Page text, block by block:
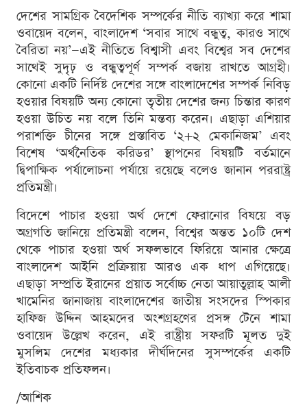
দেশের সামগ্রিক বৈদেশিক সম্পর্কের নীতি ব্যাখ্যা করে শামা
ওবায়েদ বলেন, বাংলাদেশ ‘সবার সাথে বন্ধুত্ব, কারও সাথে
বৈরিতা নয়’—এই নীতিতে বিশ্বাসী এবং বিশ্বের সব দেশের
সাথেই সুদৃঢ় ও বন্ধুত্বপূর্ণ সম্পর্ক বজায় রাখতে আগ্রহী।
কোনো একটি নির্দিষ্ট দেশের সঙ্গে বাংলাদেশের সম্পর্ক নিবিড়
হওয়ার বিষয়টি অন্য কোনো তৃতীয় দেশের জন্য চিন্তার কারণ
হওয়া উচিত নয় বলে তিনি মন্তব্য করেন। এছাড়া এশিয়ার
পরাশক্তি চীনের সঙ্গে প্রস্তাবিত ‘২+২ মেকানিজম’ এবং
বিশেষ ‘অর্থনৈতিক করিডর’ স্থাপনের বিষয়টি বর্তমানে
দ্বিপাক্ষিক পর্যালোচনা পর্যায়ে রয়েছে বলেও জানান পররাষ্ট্র
প্রতিমন্ত্রী।
বিদেশে পাচার হওয়া অর্থ দেশে ফেরানোর বিষয়ে বড়
অগ্রগতি জানিয়ে প্রতিমন্ত্রী বলেন, বিশ্বের অন্তত ১০টি দেশ
থেকে পাচার হওয়া অর্থ সফলভাবে ফিরিয়ে আনার ক্ষেত্রে
বাংলাদেশ আইনি প্রক্রিয়ায় আরও এক ধাপ এগিয়েছে।
এছাড়া সম্প্রতি ইরানের প্রয়াত সর্বোচ্চ নেতা আয়াতুল্লাহ আলী
খামেনির জানাজায় বাংলাদেশের জাতীয় সংসদের স্পিকার
হাফিজ উদ্দিন আহমদের অংশগ্রহণের প্রসঙ্গ টেনে শামা
ওবায়েদ উল্লেখ করেন, এই রাষ্ট্রীয় সফরটি মূলত দুই
মুসলিম দেশের মধ্যকার দীর্ঘদিনের সুসম্পর্কের একটি
ইতিবাচক প্রতিফলন।
/আশিক